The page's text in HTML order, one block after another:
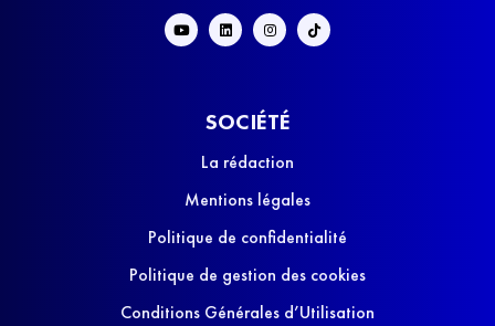
SOCIÉTÉ
La rédaction
Mentions légales
Politique de confidentialité
Politique de gestion des cookies
Conditions Générales d’Utilisation